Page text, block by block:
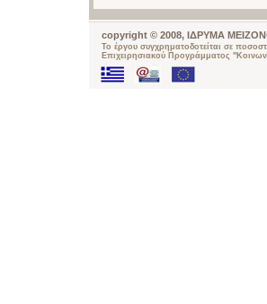
copyright © 2008, ΙΔΡΥΜΑ
Το έργου συγχρηματοδοτείται σε
Επιχειρησιακού Προγράμματος